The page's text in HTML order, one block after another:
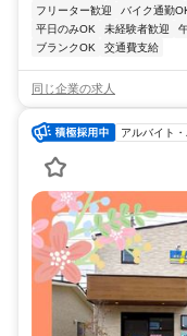
フリーター歓迎
バイク通勤
平日のみOK
未経験者歓迎
ブランクOK
交通費支給
同じ企業の求人
アルバイト・